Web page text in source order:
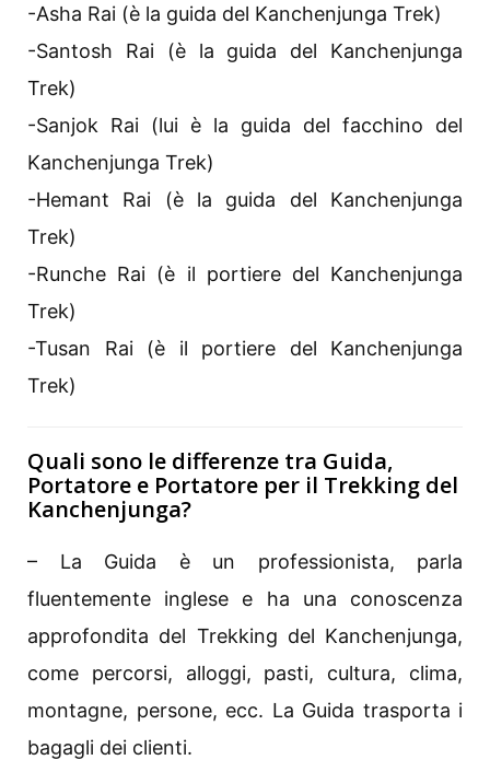
-Asha Rai (è la guida del Kanchenjunga Trek)
-Santosh Rai (è la guida del Kanchenjunga
Trek)
-Sanjok Rai (lui è la guida del facchino del
Kanchenjunga Trek)
-Hemant Rai (è la guida del Kanchenjunga
Trek)
-Runche Rai (è il portiere del Kanchenjunga
Trek)
-Tusan Rai (è il portiere del Kanchenjunga
Trek)
Quali sono le differenze tra Guida,
Portatore e Portatore per il Trekking del
Kanchenjunga?
– La Guida è un professionista, parla
fluentemente inglese e ha una conoscenza
approfondita del Trekking del Kanchenjunga,
come percorsi, alloggi, pasti, cultura, clima,
montagne, persone, ecc. La Guida trasporta i
bagagli dei clienti.